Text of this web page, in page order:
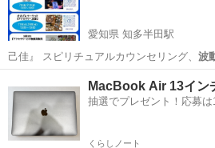
愛知県 知多半田駅
己佳』 スピリチュアルカウンセリング、 波
ワーク
MacBook Air 13イ
抽選でプレゼント！応募は
くらしノート